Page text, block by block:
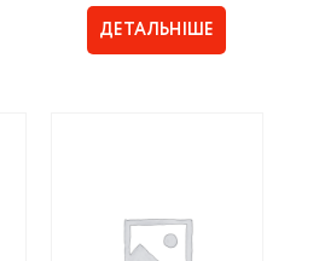
ДЕТАЛЬНІШЕ